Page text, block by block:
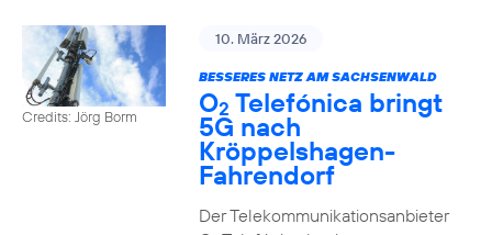
Credits: Jörg Borm
10. März 2026
BESSERES NETZ AM SACHSENWALD
O2 Telefónica bringt
5G nach
Kröppelshagen-
Fahrendorf
Der Telekommunikationsanbieter